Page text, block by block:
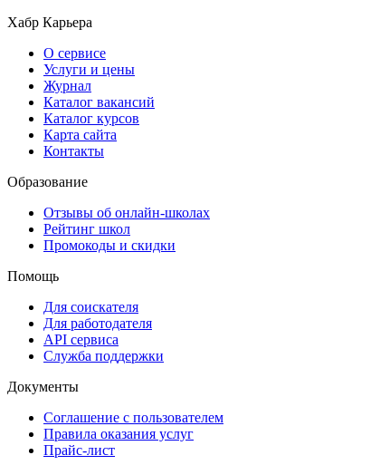
Хабр Карьера
О сервисе
Услуги и цены
Журнал
Каталог вакансий
Каталог курсов
Карта сайта
Контакты
Образование
Отзывы об онлайн-школах
Рейтинг школ
Промокоды и скидки
Помощь
Для соискателя
Для работодателя
API сервиса
Служба поддержки
Документы
Соглашение с пользователем
Правила оказания услуг
Прайс-лист